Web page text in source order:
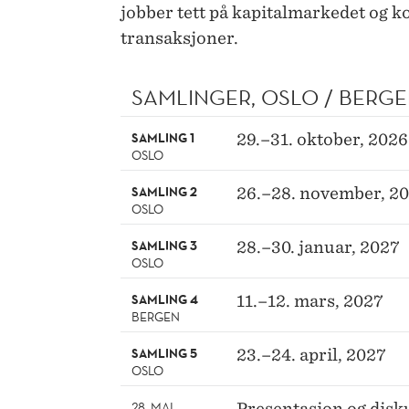
jobber tett på kapitalmarkedet og
transaksjoner.
SAMLINGER, OSLO /
SAMLING 1
OSLO
29.–31. oktober, 2026
SAMLING 2
OSLO
26.–28. november,
SAMLING 3
OSLO
28.–30. januar, 2027
SAMLING 4
BERGEN
11.–12. mars, 2027
SAMLING 5
OSLO
23.–24. april, 2027